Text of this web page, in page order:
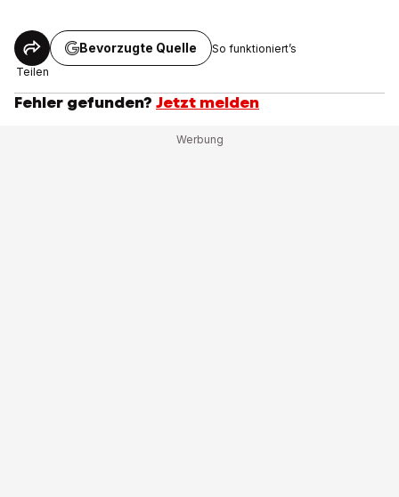
Teilen
Bevorzugte Quelle So funktioniert’s
Fehler gefunden? Jetzt melden